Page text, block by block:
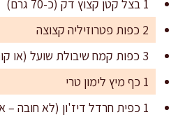
1 בצל קטן קצוץ דק (כ-70 גרם)
2 כפות פטרוזיליה קצוצה
3 כפות קמח שיבולת שועל (או קוואקר טחון דק)
1 כף מיץ לימון טרי
1 כפית חרדל דיז'ון (לא חובה – אך מוסיף עומק)